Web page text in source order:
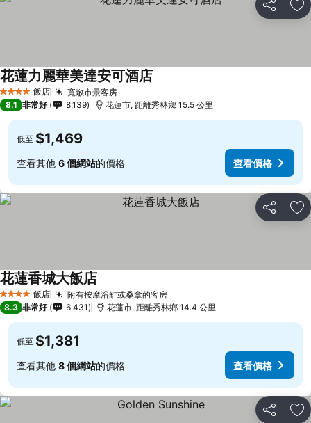
分享 加
4 星級 飯店 寬敞市景客房
花蓮力麗華美達安可酒店
8.1 非常好 8,139 花蓮市, 距離秀林鄉 15.5 公里
低至 $1,469
查看其他 6 個網站的價格 查看價格
分享 加
4 星級 飯店 附有按摩浴缸或桑拿的客房
花蓮香城大飯店
8.3 非常好 6,431 花蓮市, 距離秀林鄉 14.4 公里
低至 $1,381
查看其他 8 個網站的價格 查看價格
分享 加